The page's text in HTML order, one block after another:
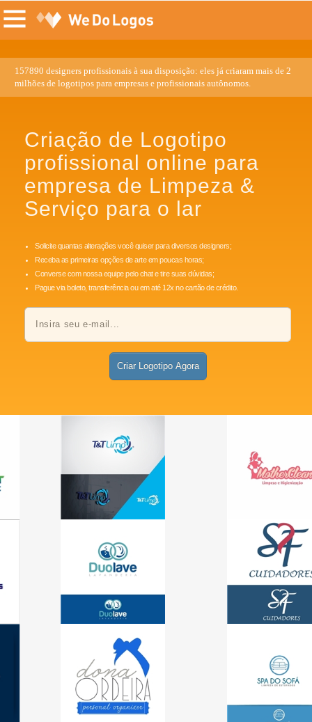
157890 designers profissionais à sua disposição: eles já criaram mais de 2
milhões de logotipos para empresas e profissionais autônomos.
Criação de Logotipo
profissional online para
empresa de Limpeza &
Serviço para o lar
Solicite quantas alterações você quiser para diversos designers;
Receba as primeiras opções de arte em poucas horas;
Converse com nossa equipe pelo chat e tire suas dúvidas;
Pague via boleto, transferência ou em até 12x no cartão de crédito.
Criar Logotipo Agora